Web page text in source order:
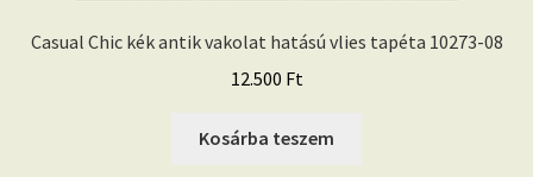
Casual Chic kék antik vakolat hatású vlies tapéta 10273-08
12.500 Ft
Kosárba teszem